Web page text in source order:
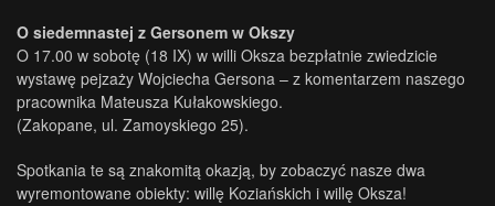
O siedemnastej z Gersonem w Okszy
O 17.00 w sobotę (18 IX) w willi Oksza bezpłatnie zwiedzicie
wystawę pejzaży Wojciecha Gersona – z komentarzem naszego
pracownika Mateusza Kułakowskiego.
(Zakopane, ul. Zamoyskiego 25).
Spotkania te są znakomitą okazją, by zobaczyć nasze dwa
wyremontowane obiekty: willę Koziańskich i willę Oksza!